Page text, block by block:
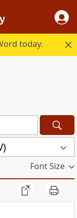
today.
Font Size